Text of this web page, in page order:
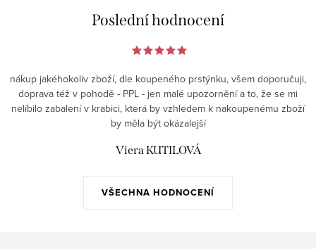
Poslední hodnocení
VŠECHNA HODNOCENÍ
nákup jakéhokoliv zboží, dle koupeného prstýnku, všem doporučuji,
doprava též v pohodě - PPL - jen malé upozornění a to, že se mi
nelíbilo zabalení v krabici, která by vzhledem k nakoupenému zboží
by měla být okázalejší
Viera KUTILOVÁ